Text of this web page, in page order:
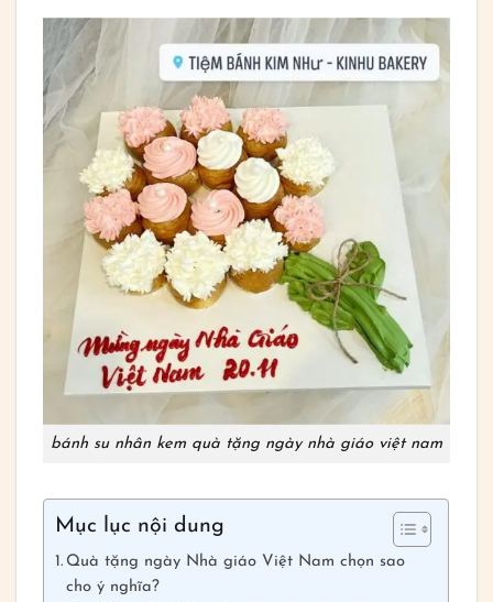
bánh su nhân kem quà tặng ngày nhà giáo việt nam
Mục lục nội dung
Quà tặng ngày Nhà giáo Việt Nam chọn sao
cho ý nghĩa?